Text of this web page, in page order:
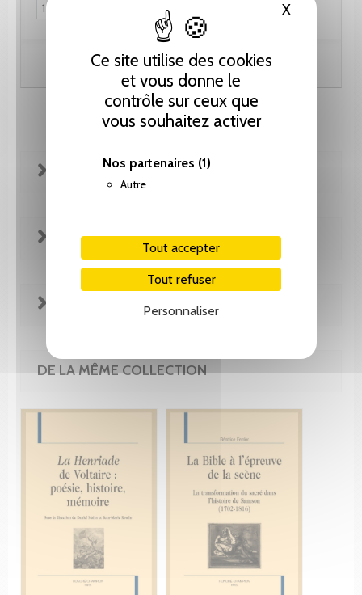
Ce site utilise des cookies
et vous donne le
contrôle sur ceux que
vous souhaitez activer
Nos partenaires (1)
Autre
Tout accepter
Tout refuser
Personnaliser
XMasquer
Ajouter au panier
FICHE TECHNIQUE
REVUE DE PRESSE
DE LA MÊME COLLECTION